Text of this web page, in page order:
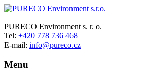
PURECO
Environment
s.r.o.
The
PURECO Environment s. r. o.
Tel: +420 778 736 468
E-mail: info@pureco.cz
Menu